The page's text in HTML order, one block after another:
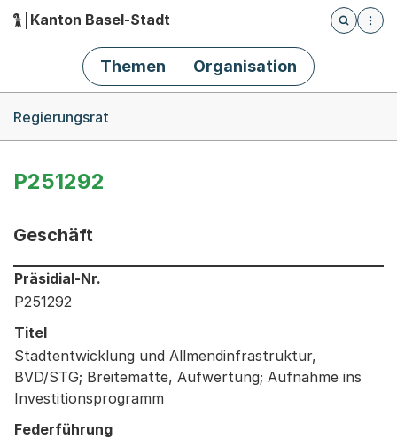
Hauptnavigation
Kanton Basel-Stadt
Öffnet
Themen Organisation
Regierungsrat
P251292
Geschäft
Informationen zum Ausgewählten Geschäft
Präsidial-Nr.
P251292
Titel
Stadtentwicklung und Allmendinfrastruktur,
BVD/STG; Breitematte, Aufwertung; Aufnahme ins
Investitionsprogramm
Federführung